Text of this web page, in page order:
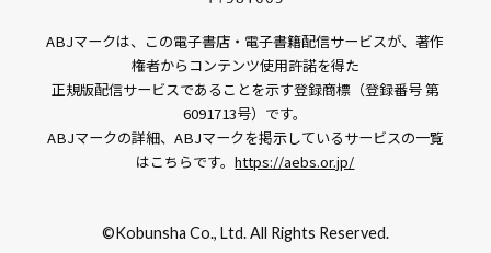
ABJマークは、この電子書店・電子書籍配信サービスが、著作
権者からコンテンツ使用許諾を得た
正規版配信サービスであることを示す登録商標（登録番号 第
6091713号）です。
ABJマークの詳細、ABJマークを掲示しているサービスの一覧
はこちらです。https://aebs.or.jp/
©Kobunsha Co., Ltd. All Rights Reserved.